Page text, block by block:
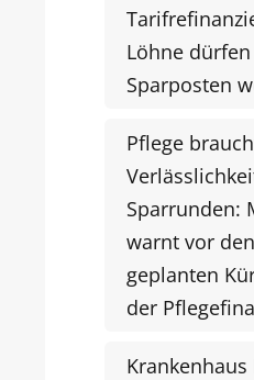
Löhne
Sparposten
Pflege
Sparrunden:
warnt vor
geplanten
der